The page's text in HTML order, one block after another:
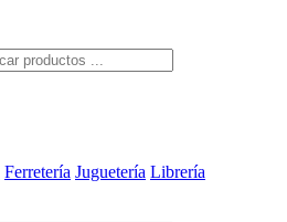
Ferretería Juguetería Librería